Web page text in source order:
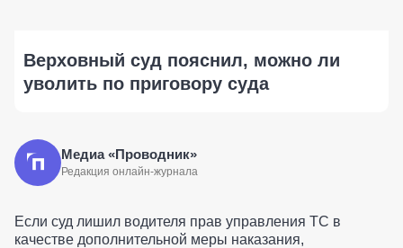
Верховный суд пояснил, можно ли
уволить по приговору суда
Медиа «Проводник»
Редакция онлайн-журнала
Если суд лишил водителя прав управления ТС в
качестве дополнительной меры наказания,